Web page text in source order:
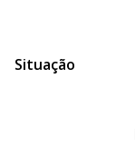
Situação